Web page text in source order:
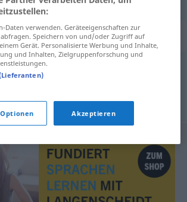
für "Massenartikel"
Daten verwenden. Geräteeigenschaften zur
Speichern von und/oder Zugriff auf
Gerät. Personalisierte Werbung und Inhalte,
und Inhalten, Zielgruppenforschung und
Akzeptieren